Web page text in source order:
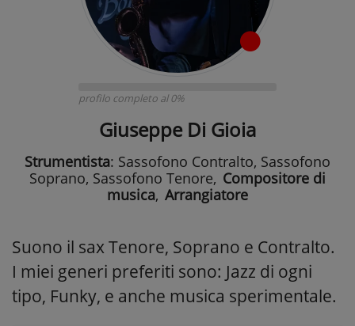
profilo completo al 0%
Giuseppe Di Gioia
Strumentista: Sassofono Contralto, Sassofono
Soprano, Sassofono Tenore, Compositore di
musica, Arrangiatore
Suono il sax Tenore, Soprano e Contralto.
I miei generi preferiti sono: Jazz di ogni
tipo, Funky, e anche musica sperimentale.